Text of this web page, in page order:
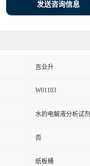
发送咨询信息
吉业升
W01103
水的电解液分析试剂
否
纸板桶